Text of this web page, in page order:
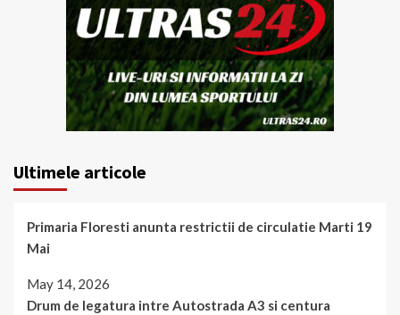
Ultimele articole
Primaria Floresti anunta restrictii de circulatie Marti 19
Mai
May 14, 2026
Drum de legatura intre Autostrada A3 si centura